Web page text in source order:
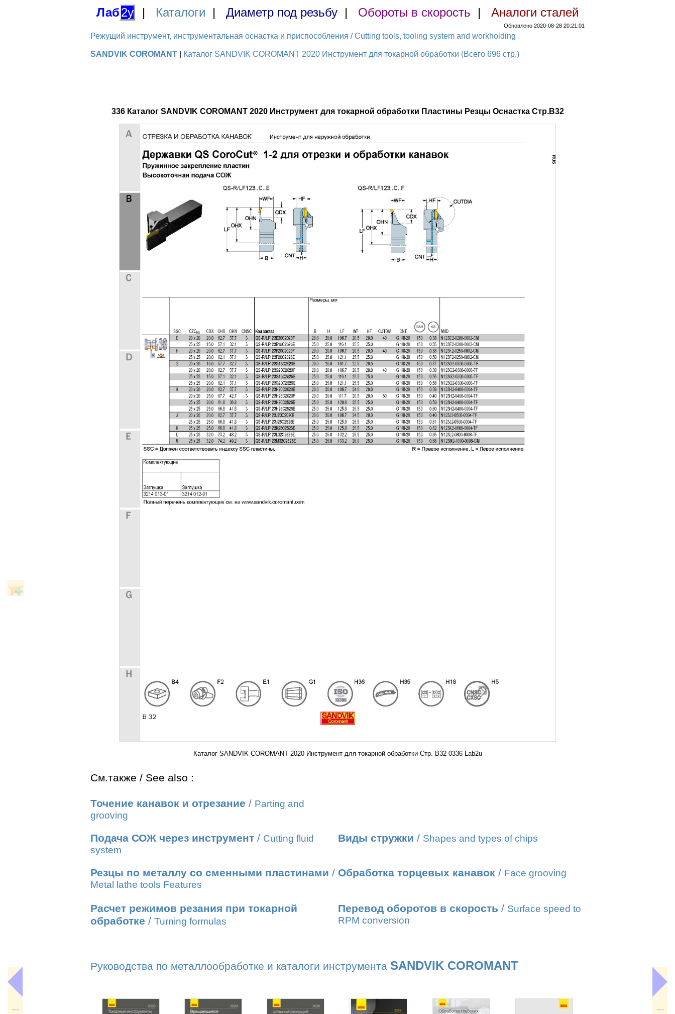
Лаб2у | Каталоги | Диаметр под резьбу | Обороты в скорость | Аналоги сталей
Обновлено 2020-08-28 20:21:01
Режущий инструмент, инструментальная оснастка и приспособления / Cutting tools, tooling system and workholding
SANDVIK COROMANT Каталог SANDVIK COROMANT 2020 Инструмент для токарной обработки (Всего 696 стр.)
336 Каталог SANDVIK COROMANT 2020 Инструмент для токарной обработки Пластины Резцы Оснастка Стр.B32
Каталог SANDVIK COROMANT 2020 Инструмент для токарной обработки Стр. B32 0336 Lab2u
См.также / See also :
Точение канавок и отрезание / Parting and
grooving
Подача СОЖ через инструмент / Cutting fluid
system
Виды стружки / Shapes and types of chips
Резцы по металлу со сменными пластинами /
Metal lathe tools Features
Обработка торцевых канавок / Face grooving
Расчет режимов резания при токарной
обработке / Turning formulas
Перевод оборотов в скорость / Surface speed to
RPM conversion
Руководства по металлообработке и каталоги инструмента SANDVIK COROMANT
--- ---